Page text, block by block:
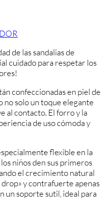
de las sandalias de
cuidado para respetar los
confeccionadas en piel de
solo un toque elegante
al contacto. El forro y la
de uso cómoda y
flexible en la
niños den sus primeros
el crecimiento natural
drop» y contrafuerte apenas
un soporte sutil, ideal para